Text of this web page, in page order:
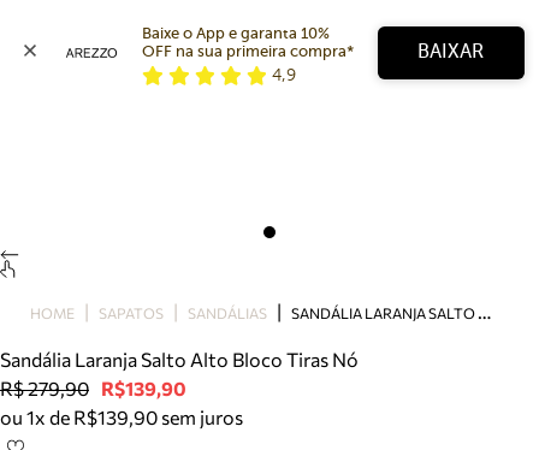
Bolsa
Tamanco
Tênis
Mule
Baixe o App e garanta 10%
OFF na sua primeira compra*
4,9
BAIXAR
HOME SAPATOS SANDÁLIAS S
ANDÁLIA LARANJA SALTO ALTO BLOCO TIRAS NÓ
Sandália Laranja Salto Alto Bloco Tiras Nó
R$ 279,90 R$139,90
ou 1x de R$139,90 sem juros